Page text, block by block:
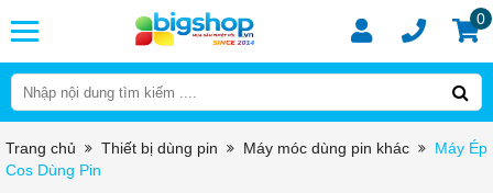
0
Trang chủ Thiết bị dùng pin Máy móc dùng pin khác
Máy Ép
Cos Dùng Pin